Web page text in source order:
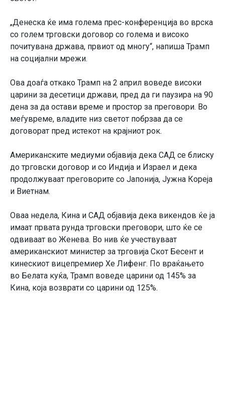
„Денеска ќе има голема прес-конференција во врска
со голем трговски договор со голема и високо
почитувана држава, првиот од многу“, напиша Трамп
на социјални мрежи.
Ова доаѓа откако Трамп на 2 април воведе високи
царини за десетици држави, пред да ги паузира на 90
дена за да остави време и простор за преговори. Во
меѓувреме, владите низ светот побрзаа да се
договорат пред истекот на крајниот рок.
Американските медиуми објавија дека САД се блиску
до трговски договор и со Индија и Израел и дека
продолжуваат преговорите со Јапонија, Јужна Кореја
и Виетнам.
Оваа недела, Кина и САД објавија дека викендов ќе ја
имаат првата рунда трговски преговори, што ќе се
одвиваат во Женева. Во нив ќе учествуваат
американскиот министер за трговија Скот Бесент и
кинескиот вицепремиер Хе Лифенг. По враќањето
во Белата куќа, Трамп воведе царини од 145% за
Кина, која возврати со царини од 125%.